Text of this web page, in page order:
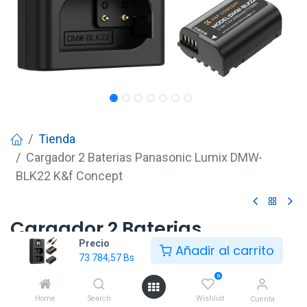
Precio
73.784,57Bs Añadir al carrito
Home Search
0
Wishlist Cuenta
Tienda
Cargador 2 Baterias Panasonic Lumix DMW-
BLK22 K&f Concept
Cargador 2 Baterias
Panasonic Lumix DMW-BLK22
K&f Concept